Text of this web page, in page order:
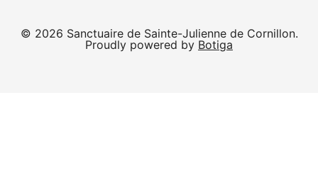
© 2026 Sanctuaire de Sainte-Julienne de Cornillon.
Proudly powered by Botiga